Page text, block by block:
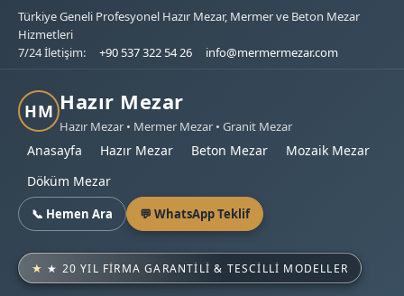
Türkiye Geneli Profesyonel Hazır Mezar, Mermer ve Beton Mezar
Hizmetleri
7/24 İletişim:
+90 537 322 54 26 info@mermermezar.com
HM Hazır Mezar
Hazır Mezar • Mermer Mezar • Granit Mezar
Anasayfa Hazır Mezar Beton Mezar
Mozaik Mezar
Döküm Mezar
📞 Hemen Ara 💬 WhatsApp Teklif
★ 20 YIL FIRMA GARANTILI & TESCILLI MODELLER